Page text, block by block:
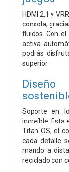
HDMI 2.1 y
consola,
fluidos. Con
activa
podrás
superior.
Diseño
Soporte en
increíble. Esta
Titan OS, el
cada detalle
mando a
reciclado con